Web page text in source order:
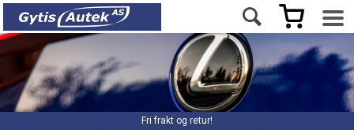
Fri frakt og retur!